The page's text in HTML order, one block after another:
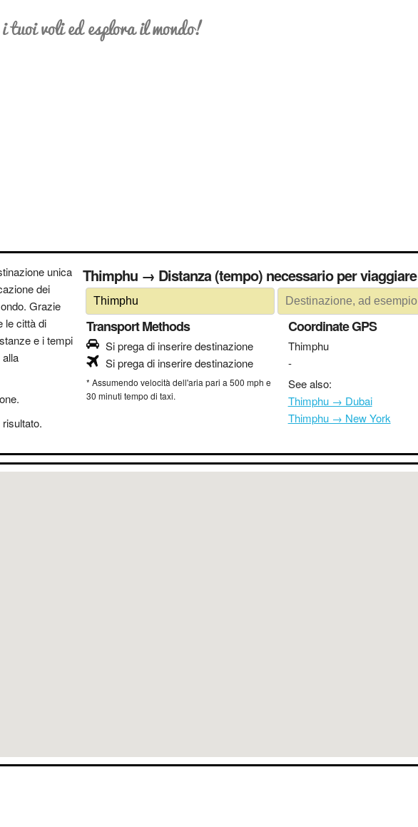
tuoi voli ed esplora il mondo!
unica
dei
Grazie
le città di
e i tempi
Thimphu → Distanza (tempo) necessario per viaggiare
Transport Methods
Si prega di inserire destinazione
Si prega di inserire destinazione
* Assumendo velocità dell'aria pari a 500 mph e
30 minuti tempo di taxi.
Coordinate GPS
Thimphu
-
See also:
Thimphu → Dubai
Thimphu → New York